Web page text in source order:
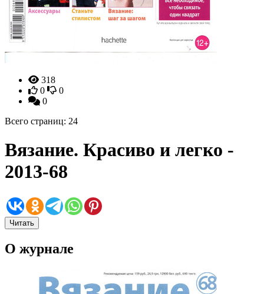
318
0
0
0
Всего страниц: 24
Вязание. Красиво и легко -
2013-68
Читать
О журнале